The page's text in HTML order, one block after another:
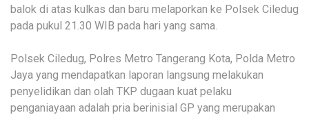
balok di atas kulkas dan baru melaporkan ke Polsek Ciledug
pada pukul 21.30 WIB pada hari yang sama.
Polsek Ciledug, Polres Metro Tangerang Kota, Polda Metro
Jaya yang mendapatkan laporan langsung melakukan
penyelidikan dan olah TKP dugaan kuat pelaku
penganiayaan adalah pria berinisial GP yang merupakan